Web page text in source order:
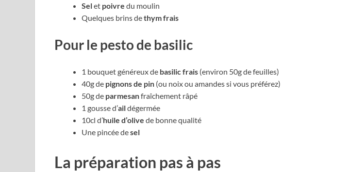
Selet poivre du moulin
Quelques brins dethym frais
Pour le pesto de basilic
1 bouquet généreux de basilic frais (environ 50g de feuilles)
40g de pignons de pin (ou noix ou amandes si vous préférez)
50g de parmesanfraîchement râpé
1 gousse d’aildégermée
10cl d’huile d’olive de bonne qualité
Une pincée desel
La préparation pas à pas